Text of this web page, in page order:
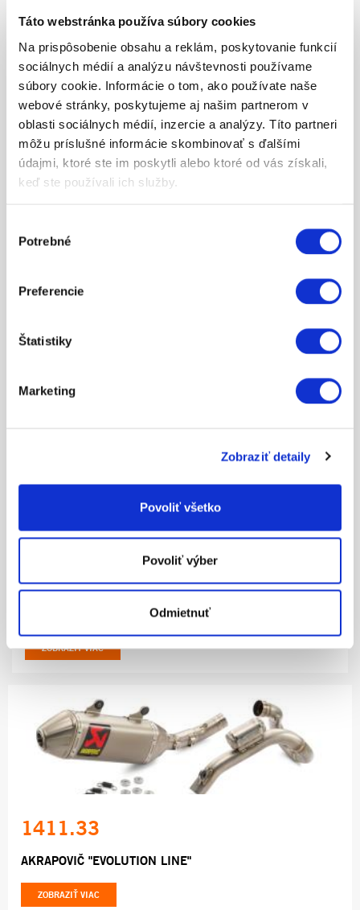
Táto webstránka používa súbory cookies
Na prispôsobenie obsahu a reklám, poskytovanie funkcií
sociálnych médií a analýzu návštevnosti používame
súbory cookie. Informácie o tom, ako používate naše
webové stránky, poskytujeme aj našim partnerom v
oblasti sociálnych médií, inzercie a analýzy. Títo partneri
môžu príslušné informácie skombinovať s ďalšími
údajmi, ktoré ste im poskytli alebo ktoré od vás získali,
keď ste používali ich služby.
súhlasu
Potrebné
Preferencie
Štatistiky
Marketing
Zobraziť detaily
Povoliť všetko
Povoliť výber
Odmietnuť
200.67
160.90
SIDE BAG CARRIER
ZOBRAZIŤ VIAC
ROADLOK
ZOBRAZIŤ VIAC
29.90
SWINGARM PROTECTION
ZOBRAZIŤ VIAC
1411.33
AKRAPOVIČ "EVOLUTION LINE"
ZOBRAZIŤ VIAC